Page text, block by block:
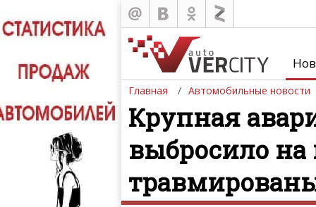
Главная Автомобильные новости
Крупная
выбросило на
Новости
Россия, Казахстан
Украина,
Беларусь
Азербайджан
Мировые новости
Автобизнес, Мототехника
Шпионские фото
Звездные новости